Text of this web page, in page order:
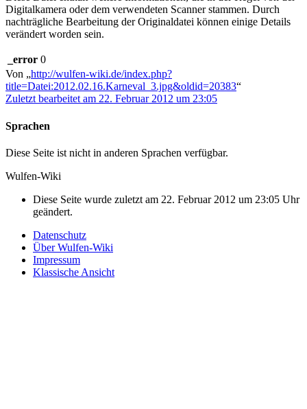
Digitalkamera oder dem verwendeten Scanner stammen. Durch
nachträgliche Bearbeitung der Originaldatei können einige Details
verändert worden sein.
_error 0
Von „http://wulfen-wiki.de/index.php?
title=Datei:2012.02.16.Karneval_3.jpg&oldid=20383“
Zuletzt bearbeitet am 22. Februar 2012 um 23:05
Sprachen
Diese Seite ist nicht in anderen Sprachen verfügbar.
Wulfen-Wiki
Diese Seite wurde zuletzt am 22. Februar 2012 um 23:05 Uhr
geändert.
Datenschutz
Über Wulfen-Wiki
Impressum
Klassische Ansicht